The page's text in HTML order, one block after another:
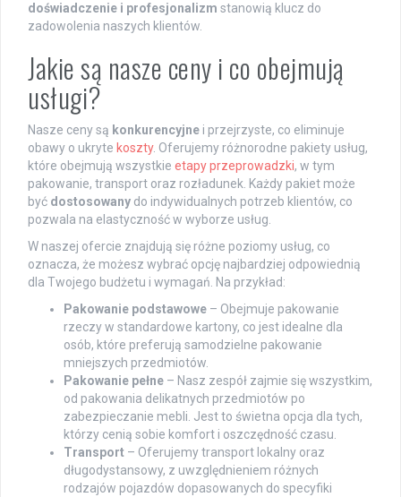
doświadczenie i profesjonalizm stanowią klucz do
zadowolenia naszych klientów.
Jakie są nasze ceny i co obejmują
usługi?
Nasze ceny są konkurencyjne i przejrzyste, co eliminuje
obawy o ukryte koszty. Oferujemy różnorodne pakiety usług,
które obejmują wszystkie etapy przeprowadzki, w tym
pakowanie, transport oraz rozładunek. Każdy pakiet może
być dostosowany do indywidualnych potrzeb klientów, co
pozwala na elastyczność w wyborze usług.
W naszej ofercie znajdują się różne poziomy usług, co
oznacza, że możesz wybrać opcję najbardziej odpowiednią
dla Twojego budżetu i wymagań. Na przykład:
Pakowanie podstawowe – Obejmuje pakowanie
rzeczy w standardowe kartony, co jest idealne dla
osób, które preferują samodzielne pakowanie
mniejszych przedmiotów.
Pakowanie pełne – Nasz zespół zajmie się wszystkim,
od pakowania delikatnych przedmiotów po
zabezpieczanie mebli. Jest to świetna opcja dla tych,
którzy cenią sobie komfort i oszczędność czasu.
Transport – Oferujemy transport lokalny oraz
długodystansowy, z uwzględnieniem różnych
rodzajów pojazdów dopasowanych do specyfiki